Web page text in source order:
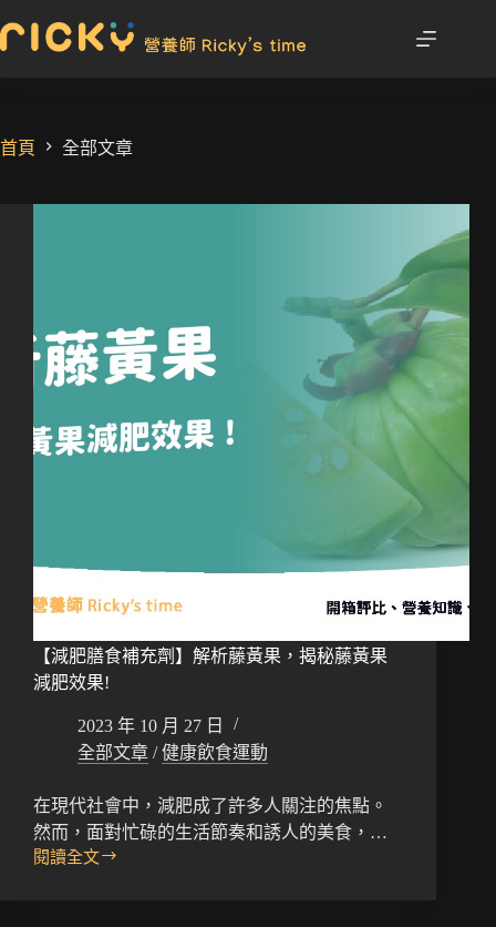
首頁 全部文章
【減肥膳食補充劑】解析藤黃果，揭秘藤黃果
減肥效果!
2023 年 10 月 27 日
全部文章 /健康飲食運動
在現代社會中，減肥成了許多人關注的焦點。
然而，面對忙碌的生活節奏和誘人的美食，…
閱讀全文